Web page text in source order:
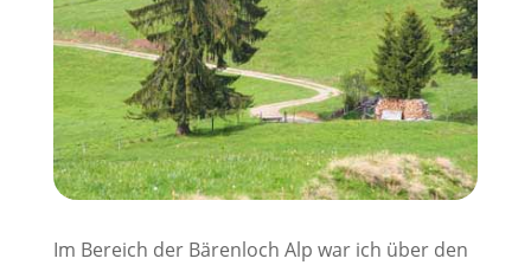
Im Bereich der Bärenloch Alp war ich über den